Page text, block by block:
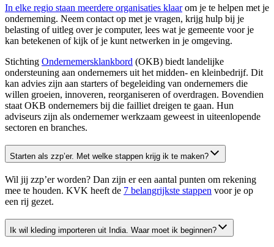
In elke regio staan meerdere organisaties klaarom je te helpen met je
onderneming. Neem contact op met je vragen, krijg hulp bij je
belasting of uitleg over je computer, lees wat je gemeente voor je
kan betekenen of kijk of je kunt netwerken in je omgeving.
Stichting Ondernemersklankbord (OKB) biedt landelijke
ondersteuning aan ondernemers uit het midden- en kleinbedrijf. Dit
kan advies zijn aan starters of begeleiding van ondernemers die
willen groeien, innoveren, reorganiseren of overdragen. Bovendien
staat OKB ondernemers bij die failliet dreigen te gaan. Hun
adviseurs zijn als ondernemer werkzaam geweest in uiteenlopende
sectoren en branches.
Starten als zzp’er. Met welke stappen krijg ik te maken?
Wil jij zzp’er worden? Dan zijn er een aantal punten om rekening
mee te houden. KVK heeft de 7 belangrijkste stappen voor je op
een rij gezet.
Ik wil kleding importeren uit India. Waar moet ik beginnen?